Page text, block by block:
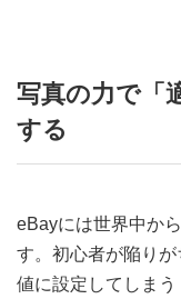
写真の力で「
する
eBayには世界中か
す。初心者が陥り
値に設定してしま